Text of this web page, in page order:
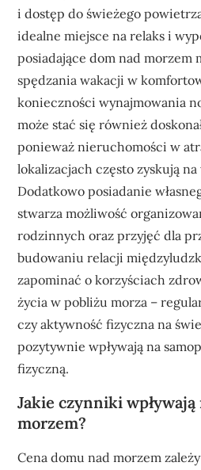
i dostęp do świeżego
idealne miejsce na relaks i
posiadające dom nad morzem
spędzania wakacji w
konieczności wynajmowania
może stać się również
ponieważ nieruchomości w
lokalizacjach często zyskują
Dodatkowo posiadanie
stwarza możliwość
rodzinnych oraz przyjęć dla
budowaniu relacji
zapominać o korzyściach
życia w pobliżu morza –
czy aktywność fizyczna na
pozytywnie wpływają na
fizyczną.
Jakie czynniki
morzem?
Cena domu nad morzem